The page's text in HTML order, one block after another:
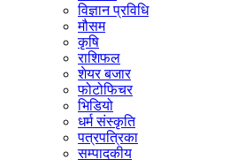
विज्ञान प्रविधि
मौसम
कृषि
राशिफल
शेयर बजार
फोटोफिचर
भिडियो
धर्म संस्कृति
पत्रपत्रिका
सम्पादकीय